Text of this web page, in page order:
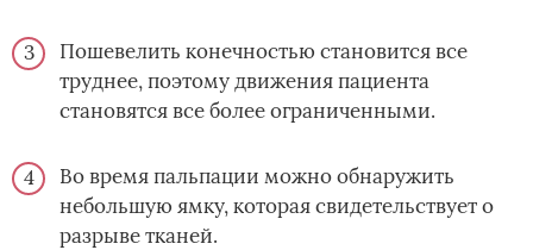
Пошевелить конечностью становится все
труднее, поэтому движения пациента
становятся все более ограниченными.
Во время пальпации можно обнаружить
небольшую ямку, которая свидетельствует о
разрыве тканей.